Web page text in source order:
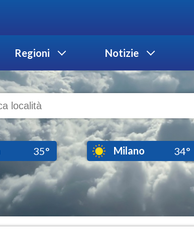
Regioni Notizie
35° Milano 34°